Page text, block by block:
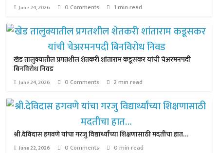
June 24, 2026 0 Comments 1 min read
खेड तालुक्यातील प्रगतशील शेतकरी शांताराम कडूसकर यांची चेअरमनपदी
बिनविरोध निवड
June 24, 2026 0 Comments 2 min read
श्री.देविदास हगवणे यांचा गरजु विद्यार्थ्यांच्या शिक्षणासाठी मदतीचा हात…
June 22, 2026 0 Comments 0 min read